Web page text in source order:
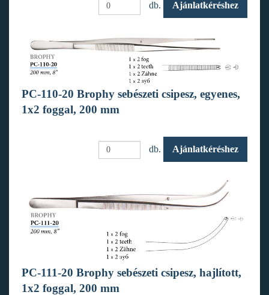
db. Ajánlatkéréshez
PC-110-20 Brophy sebészeti csipesz, egyenes,
1x2 foggal, 200 mm
db. Ajánlatkéréshez
PC-111-20 Brophy sebészeti csipesz, hajlított,
1x2 foggal, 200 mm